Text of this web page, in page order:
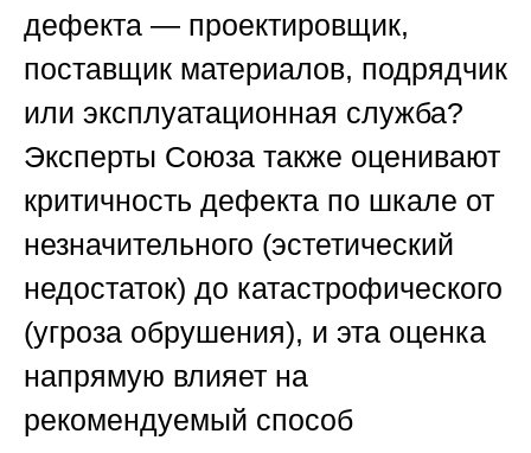
дефекта — проектировщик,
поставщик материалов, подрядчик
или эксплуатационная служба?
Эксперты Союза также оценивают
критичность дефекта по шкале от
незначительного (эстетический
недостаток) до катастрофического
(угроза обрушения), и эта оценка
напрямую влияет на
рекомендуемый способ